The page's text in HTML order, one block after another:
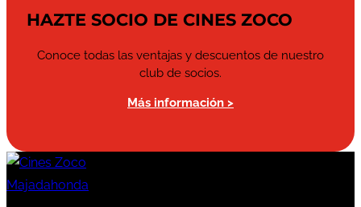
HAZTE SOCIO DE CINES ZOCO
Conoce todas las ventajas y descuentos de nuestro
club de socios.
Más información >